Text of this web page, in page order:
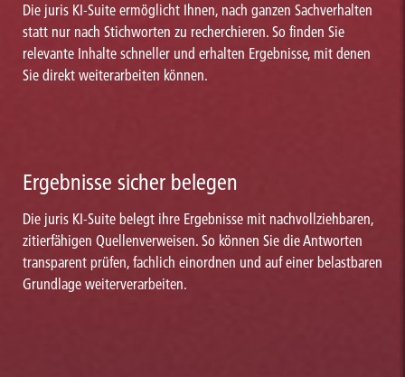
Die juris KI-Suite ermöglicht Ihnen, nach ganzen Sachverhalten
statt nur nach Stichworten zu recherchieren. So finden Sie
relevante Inhalte schneller und erhalten Ergebnisse, mit denen
Sie direkt weiterarbeiten können.
Ergebnisse sicher belegen
Die juris KI-Suite belegt ihre Ergebnisse mit nachvollziehbaren,
zitierfähigen Quellenverweisen. So können Sie die Antworten
transparent prüfen, fachlich einordnen und auf einer belastbaren
Grundlage weiterverarbeiten.